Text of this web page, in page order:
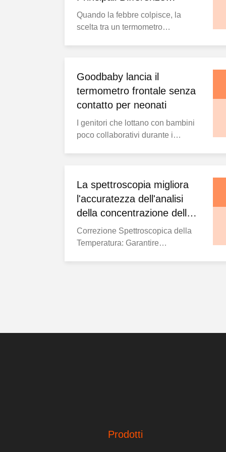
l'identificazione efficiente di
potenziali ...
Spiegate
Quando la febbre colpisce, la
scelta tra un termometro
entrambi i dispositivi servano allo
stesso scopo fondamentale, le
loro tecnologie sottostanti e le
caratteristiche operative
differiscono in modo ...
Goodbaby lancia il
termometro frontale senza
contatto per neonati
I genitori che lottano con bambini
poco collaborativi durante i
contatto. I termometri tradizionali
spesso si rivelano difficili da usare
con neonati e bambini piccoli,
La spettroscopia migliora
l'accuratezza dell'analisi
della concentrazione della
soluzione
Correzione Spettroscopica della
Temperatura: Garantire
Prodotti